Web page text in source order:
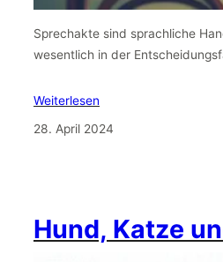
Sprechakte sind sprachliche
wesentlich in der
Weiterlesen
28. April 2024
Hund, Katze